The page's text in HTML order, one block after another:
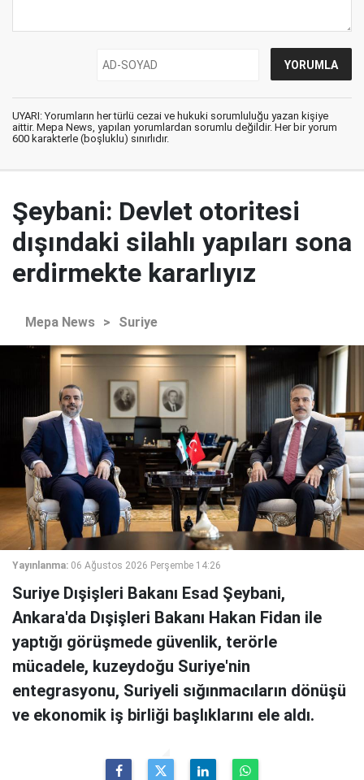
UYARI: Yorumların her türlü cezai ve hukuki sorumluluğu yazan kişiye
aittir. Mepa News, yapılan yorumlardan sorumlu değildir. Her bir yorum
600 karakterle (boşluklu) sınırlıdır.
Şeybani: Devlet otoritesi
dışındaki silahlı yapıları sona
erdirmekte kararlıyız
Mepa News > Suriye
Yayınlanma: 06 Ağustos 2026 Perşembe 14:26
Suriye Dışişleri Bakanı Esad Şeybani,
Ankara'da Dışişleri Bakanı Hakan Fidan ile
yaptığı görüşmede güvenlik, terörle
mücadele, kuzeydoğu Suriye'nin
entegrasyonu, Suriyeli sığınmacıların dönüşü
ve ekonomik iş birliği başlıklarını ele aldı.